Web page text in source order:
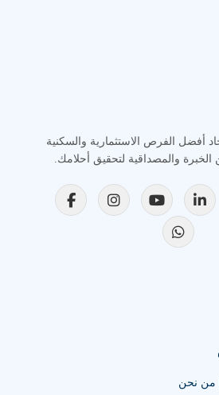
أفضل الفرص الاستثمارية والسكنية
والمصداقية لتحقيق أحلامك.
| من نحن